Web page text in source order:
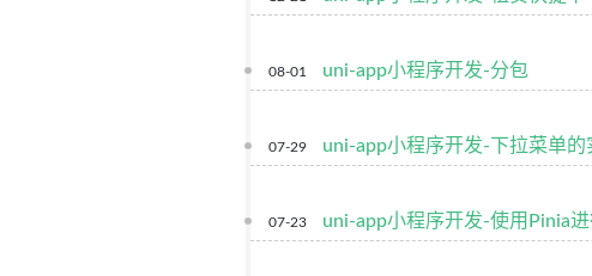
08-01 uni-app小程序开发-分包
07-29 uni-app小程序开发-下拉菜单的
07-23 uni-app小程序开发-使用Pinia